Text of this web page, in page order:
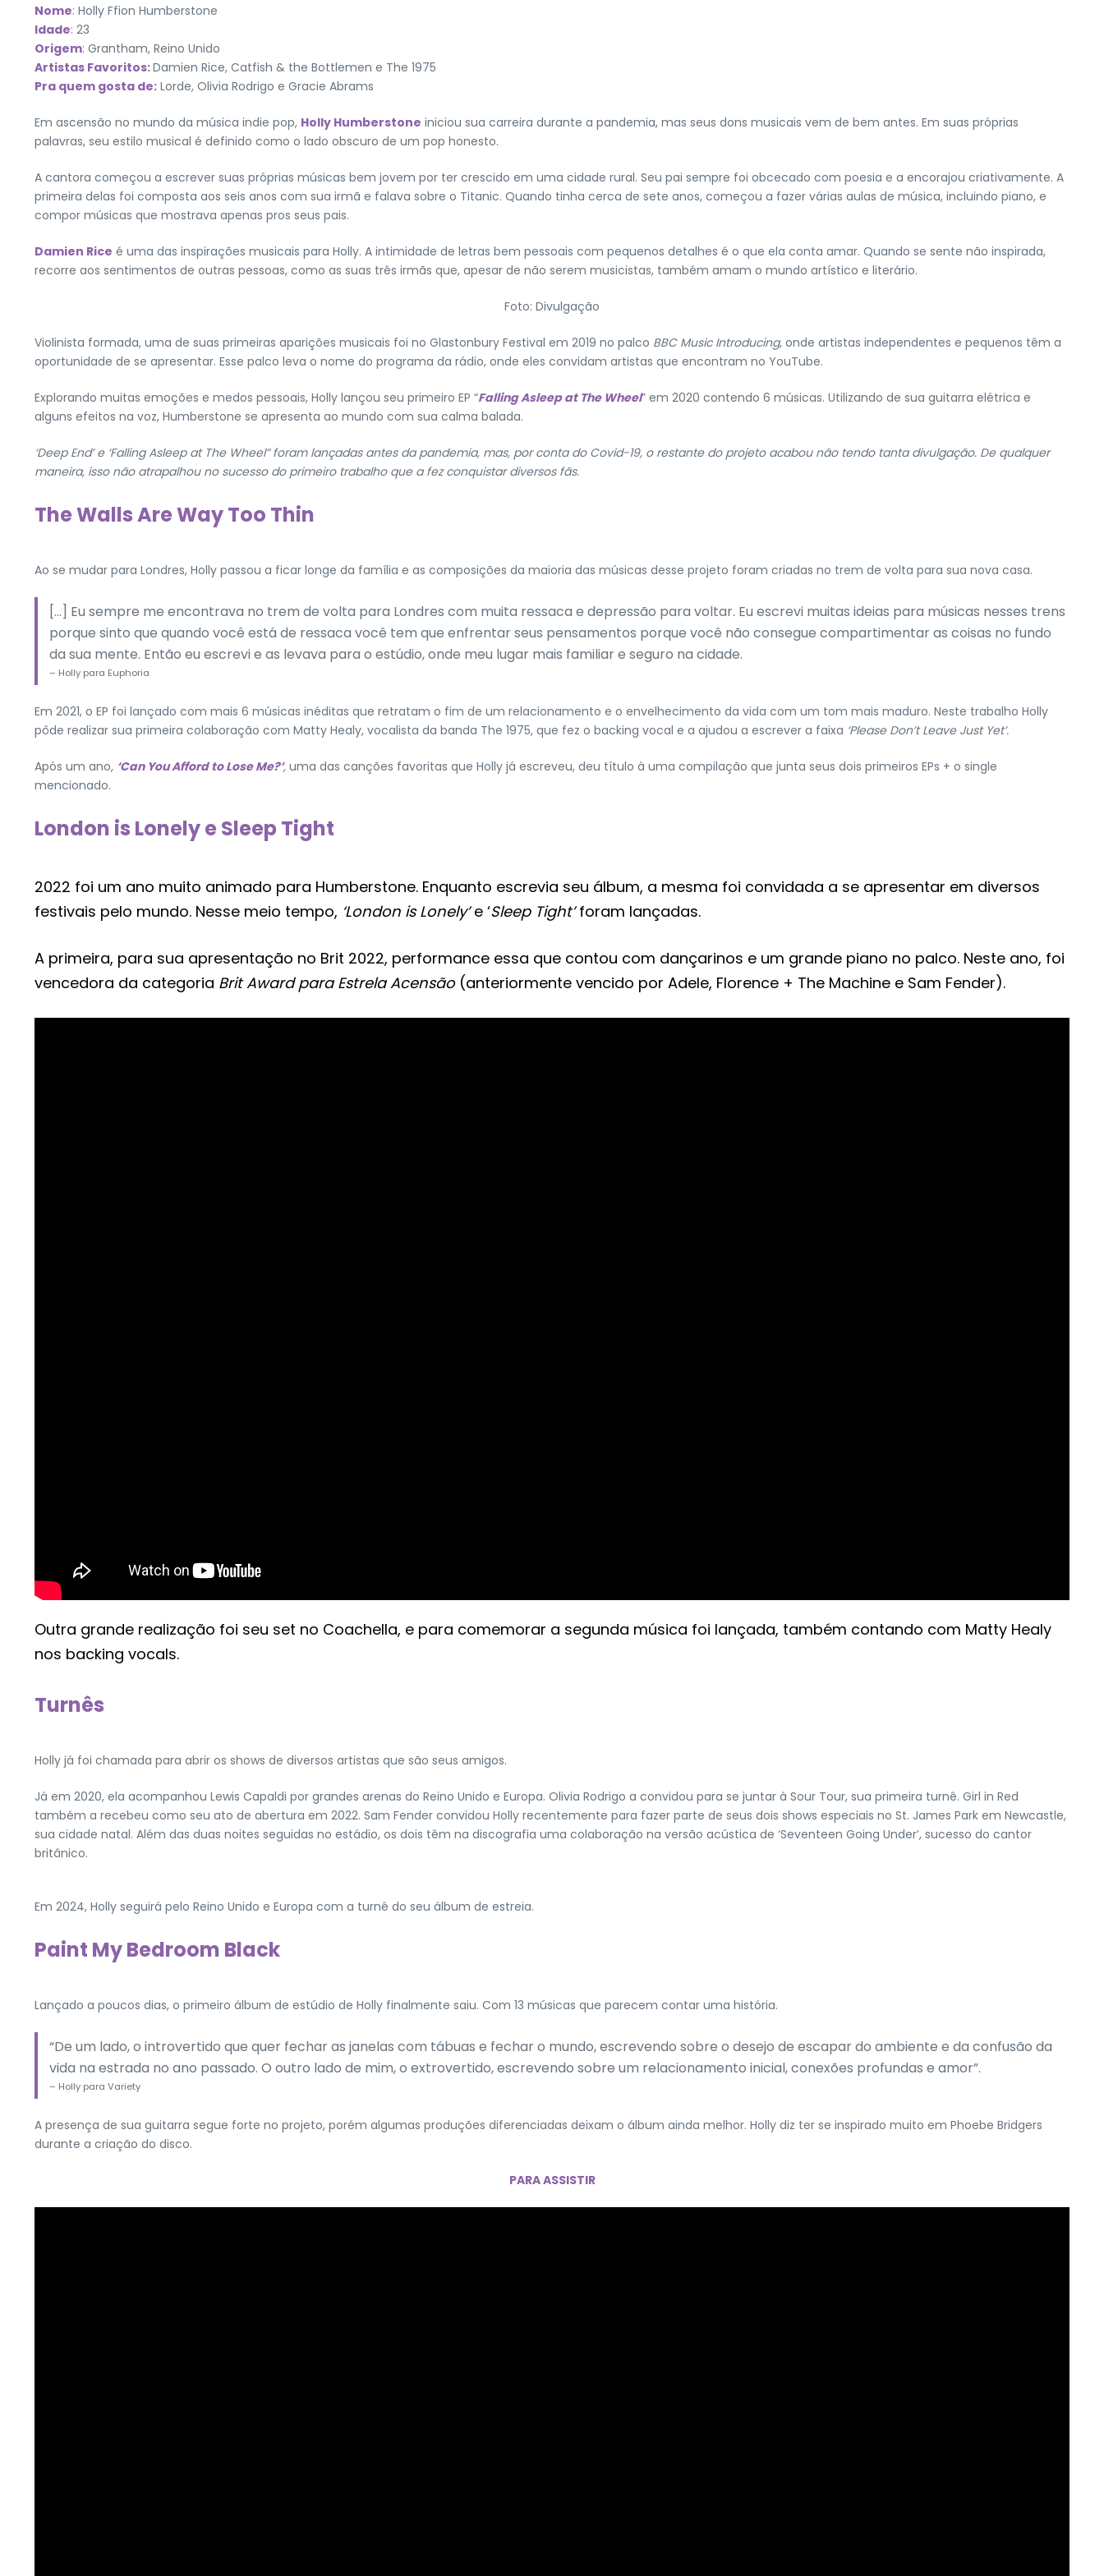
Nome: Holly Ffion Humberstone
Idade: 23
Origem: Grantham, Reino Unido
Artistas Favoritos:Damien Rice, Catfish & the Bottlemen e The 1975
Pra quem gosta de: Lorde, Olivia Rodrigo e Gracie Abrams
Em ascensão no mundo da música indie pop, Holly Humberstone iniciou sua carreira durante a pandemia, mas seus dons musicais vem de bem antes. Em suas próprias
palavras, seu estilo musical é definido como o lado obscuro de um pop honesto.
A cantora começou a escrever suas próprias músicas bem jovem por ter crescido em uma cidade rural. Seu pai sempre foi obcecado com poesia e a encorajou criativamente. A
primeira delas foi composta aos seis anos com sua irmã e falava sobre o Titanic. Quando tinha cerca de sete anos, começou a fazer várias aulas de música, incluindo piano, e
compor músicas que mostrava apenas pros seus pais.
Damien Rice é uma das inspirações musicais para Holly. A intimidade de letras bem pessoais com pequenos detalhes é o que ela conta amar. Quando se sente não inspirada,
recorre aos sentimentos de outras pessoas, como as suas três irmãs que, apesar de não serem musicistas, também amam o mundo artístico e literário.
Foto: Divulgação
Violinista formada, uma de suas primeiras aparições musicais foi no Glastonbury Festival em 2019 no palco BBC Music Introducing, onde artistas independentes e pequenos têm a
oportunidade de se apresentar. Esse palco leva o nome do programa da rádio, onde eles convidam artistas que encontram no YouTube.
Explorando muitas emoções e medos pessoais, Holly lançou seu primeiro EP “Falling Asleep at The Wheel” em 2020 contendo 6 músicas. Utilizando de sua guitarra elétrica e
alguns efeitos na voz, Humberstone se apresenta ao mundo com sua calma balada.
‘Deep End’ e ‘Falling Asleep at The Wheel” foram lançadas antes da pandemia, mas, por conta do Covid-19, o restante do projeto acabou não tendo tanta divulgação. De qualquer
maneira, isso não atrapalhou no sucesso do primeiro trabalho que a fez conquistar diversos fãs.
The Walls Are Way Too Thin
Ao se mudar para Londres, Holly passou a ficar longe da família e as composições da maioria das músicas desse projeto foram criadas no trem de volta para sua nova casa.
[…] Eu sempre me encontrava no trem de volta para Londres com muita ressaca e depressão para voltar. Eu escrevi muitas ideias para músicas nesses trens
porque sinto que quando você está de ressaca você tem que enfrentar seus pensamentos porque você não consegue compartimentar as coisas no fundo
da sua mente. Então eu escrevi e as levava para o estúdio, onde meu lugar mais familiar e seguro na cidade.
– Holly para Euphoria
Em 2021, o EP foi lançado com mais 6 músicas inéditas que retratam o fim de um relacionamento e o envelhecimento da vida com um tom mais maduro. Neste trabalho Holly
pôde realizar sua primeira colaboração com Matty Healy, vocalista da banda The 1975, que fez o backing vocal e a ajudou a escrever a faixa ‘Please Don’t Leave Just Yet’.
Após um ano, ‘Can You Afford to Lose Me?’, uma das canções favoritas que Holly já escreveu, deu título à uma compilação que junta seus dois primeiros EPs + o single
mencionado.
London is Lonely e Sleep Tight
2022 foi um ano muito animado para Humberstone. Enquanto escrevia seu álbum, a mesma foi convidada a se apresentar em diversos
festivais pelo mundo. Nesse meio tempo, ‘London is Lonely’e ‘Sleep Tight’foram lançadas.
A primeira, para sua apresentação no Brit 2022, performance essa que contou com dançarinos e um grande piano no palco. Neste ano, foi
vencedora da categoria Brit Award para Estrela Acensão (anteriormente vencido por Adele, Florence + The Machine e Sam Fender).
Outra grande realização foi seu set no Coachella, e para comemorar a segunda música foi lançada, também contando com Matty Healy
nos backing vocals.
Turnês
Holly já foi chamada para abrir os shows de diversos artistas que são seus amigos.
Já em 2020, ela acompanhou Lewis Capaldi por grandes arenas do Reino Unido e Europa. Olivia Rodrigo a convidou para se juntar à Sour Tour, sua primeira turnê. Girl in Red
também a recebeu como seu ato de abertura em 2022. Sam Fender convidou Holly recentemente para fazer parte de seus dois shows especiais no St. James Park em Newcastle,
sua cidade natal. Além das duas noites seguidas no estádio, os dois têm na discografia uma colaboração na versão acústica de ‘Seventeen Going Under’, sucesso do cantor
britânico.
Em 2024, Holly seguirá pelo Reino Unido e Europa com a turnê do seu álbum de estreia.
Paint My Bedroom Black
Lançado a poucos dias, o primeiro álbum de estúdio de Holly finalmente saiu. Com 13 músicas que parecem contar uma história.
“De um lado, o introvertido que quer fechar as janelas com tábuas e fechar o mundo, escrevendo sobre o desejo de escapar do ambiente e da confusão da
vida na estrada no ano passado. O outro lado de mim, o extrovertido, escrevendo sobre um relacionamento inicial, conexões profundas e amor”.
– Holly para Variety
A presença de sua guitarra segue forte no projeto, porém algumas produções diferenciadas deixam o álbum ainda melhor. Holly diz ter se inspirado muito em Phoebe Bridgers
durante a criação do disco.
PARA ASSISTIR